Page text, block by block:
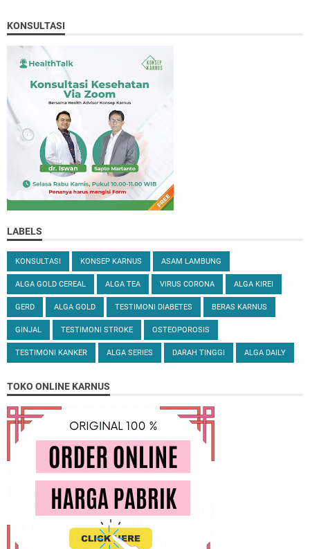
KONSULTASI
LABELS
KONSULTASI KONSEP KARNUS ASAM LAMBUNG
ALGA GOLD CEREAL ALGA TEA VIRUS CORONA ALGA KIREI
GERD ALGA GOLD TESTIMONI DIABETES BERAS KARNUS
GINJAL TESTIMONI STROKE OSTEOPOROSIS
TESTIMONI KANKER ALGA SERIES DARAH TINGGI ALGA DAILY
TOKO ONLINE KARNUS